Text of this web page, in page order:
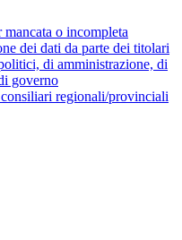
mancata o incompleta
dei dati da parte dei titolari
di amministrazione, di
governo
regionali/provinciali